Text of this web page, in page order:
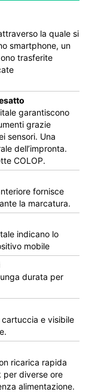
la quale si
smartphone, un
trasferite
garantiscono
grazie
sensori. Una
dell’impronta.
COLOP.
fornisce
la marcatura.
indicano lo
mobile
durata per
e visibile
ricarica rapida
per diverse ore
alimentazione.